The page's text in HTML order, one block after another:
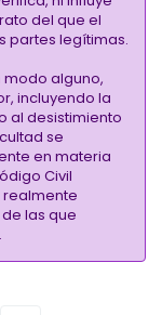
del que el
partes legítimas.
modo alguno,
incluyendo la
al desistimiento
se
en materia
Civil
realmente
las que